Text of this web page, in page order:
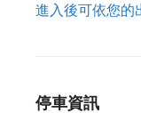
進入後可依您的
停車資訊